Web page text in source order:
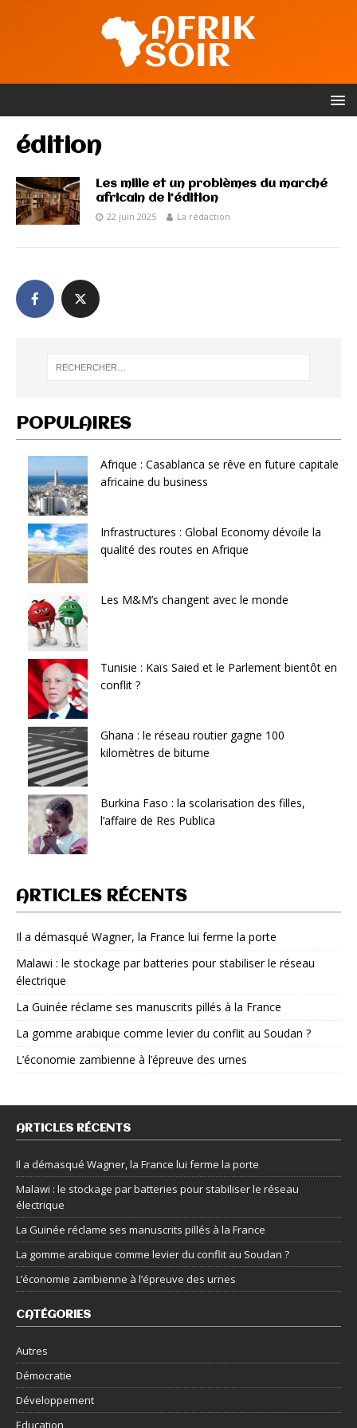
édition
Les mille et un problèmes du marché
africain de l’édition
22 juin 2025 La rédaction
POPULAIRES
Afrique : Casablanca se rêve en future capitale
africaine du business
Infrastructures : Global Economy dévoile la
qualité des routes en Afrique
Les M&M’s changent avec le monde
Tunisie : Kaïs Saied et le Parlement bientôt en
conflit ?
Ghana : le réseau routier gagne 100
kilomètres de bitume
Burkina Faso : la scolarisation des filles,
l’affaire de Res Publica
ARTICLES RÉCENTS
Il a démasqué Wagner, la France lui ferme la porte
Malawi : le stockage par batteries pour stabiliser le réseau
électrique
La Guinée réclame ses manuscrits pillés à la France
La gomme arabique comme levier du conflit au Soudan ?
L’économie zambienne à l’épreuve des urnes
ARTICLES RÉCENTS
Il a démasqué Wagner, la France lui ferme la porte
Malawi : le stockage par batteries pour stabiliser le réseau
électrique
La Guinée réclame ses manuscrits pillés à la France
La gomme arabique comme levier du conflit au Soudan ?
L’économie zambienne à l’épreuve des urnes
CATÉGORIES
Autres
Démocratie
Développement
Education